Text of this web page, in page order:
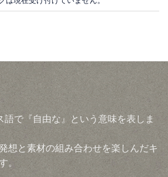
語で『自由な』という意味を表しま
想と素材の組み合わせを楽しんだキ
。